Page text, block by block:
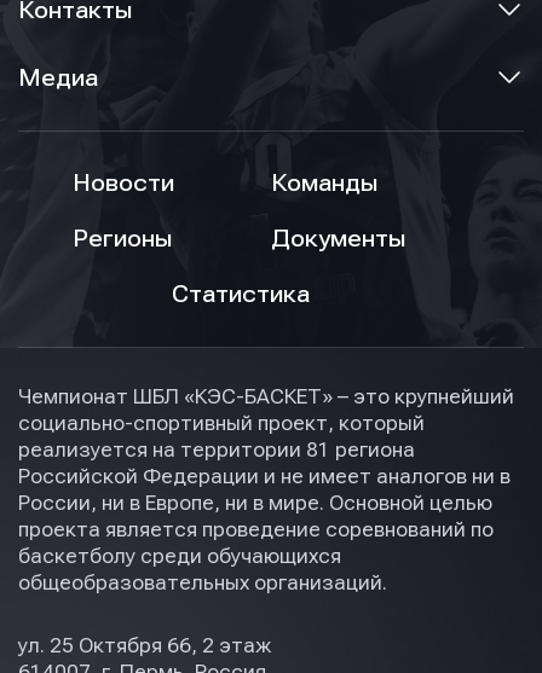
Контакты
Медиа
Новости
Команды
Регионы
Документы
Статистика
Чемпионат ШБЛ «КЭС-БАСКЕТ» – это крупнейший
социально-спортивный проект, который
реализуется на территории 81 региона
Российской Федерации и не имеет аналогов ни в
России, ни в Европе, ни в мире. Основной целью
проекта является проведение соревнований по
баскетболу среди обучающихся
общеобразовательных организаций.
ул. 25 Октября 66, 2 этаж